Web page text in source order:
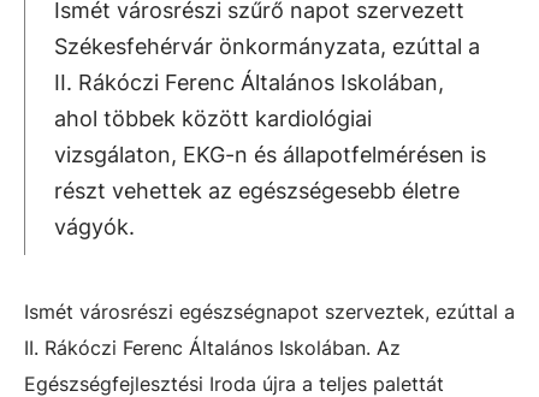
Ismét városrészi szűrő napot szervezett
Székesfehérvár önkormányzata, ezúttal a
II. Rákóczi Ferenc Általános Iskolában,
ahol többek között kardiológiai
vizsgálaton, EKG-n és állapotfelmérésen is
részt vehettek az egészségesebb életre
vágyók.
Ismét városrészi egészségnapot szerveztek, ezúttal a
II. Rákóczi Ferenc Általános Iskolában. Az
Egészségfejlesztési Iroda újra a teljes palettát